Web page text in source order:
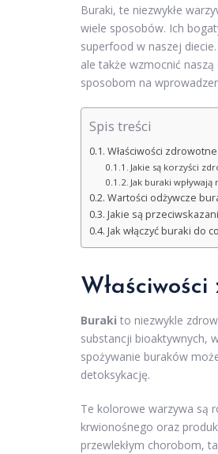
Buraki, te niezwykłe
wiele sposobów. Ich
superfood w naszej
ale także wzmocnić
sposobom na
Spis treści
Właściwości
Jakie są korzyści
Jak buraki
Wartości odżywcze
Jakie są
Jak włączyć buraki do
Buraki to niezwykle
substancji bioaktywnych,
spożywanie buraków
detoksykację.
Te kolorowe warzywa są
krwionośnego oraz
przewlekłym chorobom,